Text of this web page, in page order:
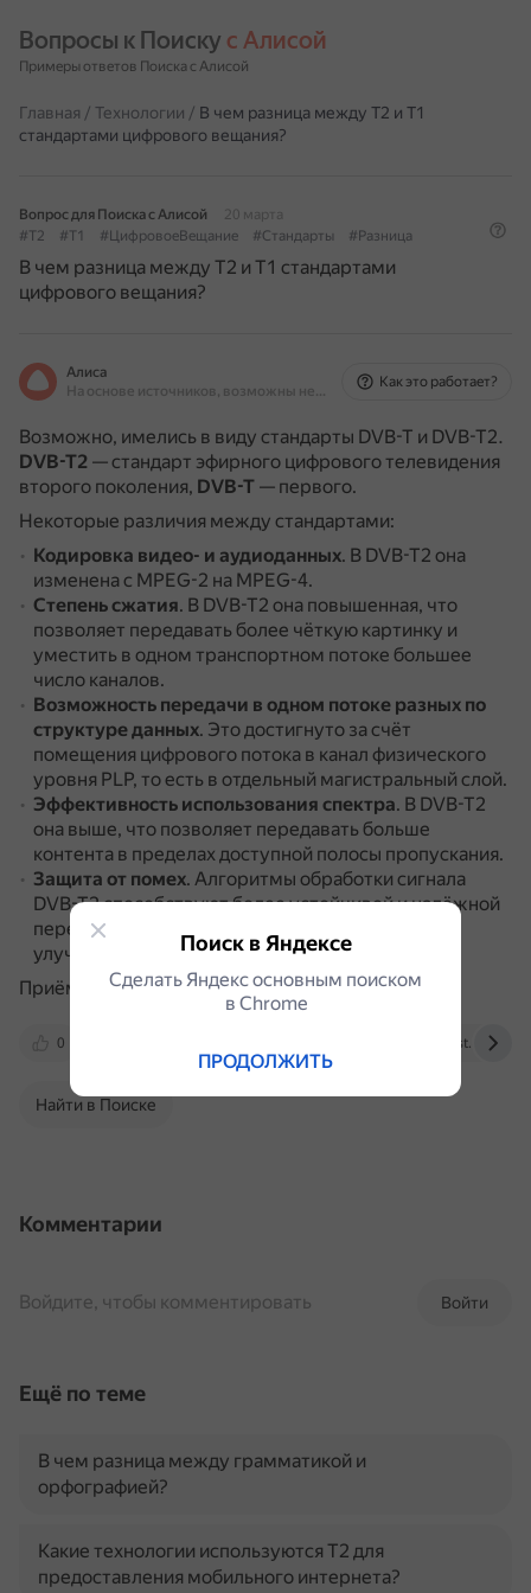
Вопросы к Поиску с Алисой
Примеры ответов Поиска с Алисой
Главная / Технологии / В чем разница между T2 и T1
стандартами цифрового вещания?
Вопрос для Поиска с Алисой
20 марта
#T2
#T1 #ЦифровоеВещание #Стандарты #Разница
В чем разница между T2 и T1 стандартами
цифрового вещания?
Алиса
На основе источников, возможны неточности
Как это работает?
Возможно, имелись в виду стандарты DVB-T и DVB-T2.
DVB-T2 — стандарт эфирного цифрового телевидения
второго поколения, DVB-T — первого.
Некоторые различия между стандартами:
Кодировка видео- и аудиоданных. В DVB-T2 она
изменена с MPEG-2 на MPEG-4.
Степень сжатия. В DVB-T2 она повышенная, что
позволяет передавать более чёткую картинку и
уместить в одном транспортном потоке большее
число каналов.
Возможность передачи в одном потоке разных по
структуре данных. Это достигнуто за счёт
помещения цифрового потока в канал физического
уровня PLP, то есть в отдельный магистральный слой.
Эффективность использования спектра. В DVB-T2
она выше, что позволяет передавать больше
контента в пределах доступной полосы пропускания.
Защита от помех. Алгоритмы обработки сигнала
DVB-T2 способствуют более устойчивой и надёжной
передаче, минимизируя деградацию сигнала и
улучшая приём в сложных условиях.
Приёмники DVB-T несовместимы с DVB-T2.
0 ru.fmradiobroadcast.com
Найти в Поиске
Комментарии
Войти
Войдите, чтобы комментировать
Ещё по теме
В чем разница между грамматикой и
орфографией?
Какие технологии используются T2 для
предоставления мобильного интернета?
Поиск в Яндексе
Сделать Яндекс основным поиском
в Сhrome
ПРОДОЛЖИТЬ